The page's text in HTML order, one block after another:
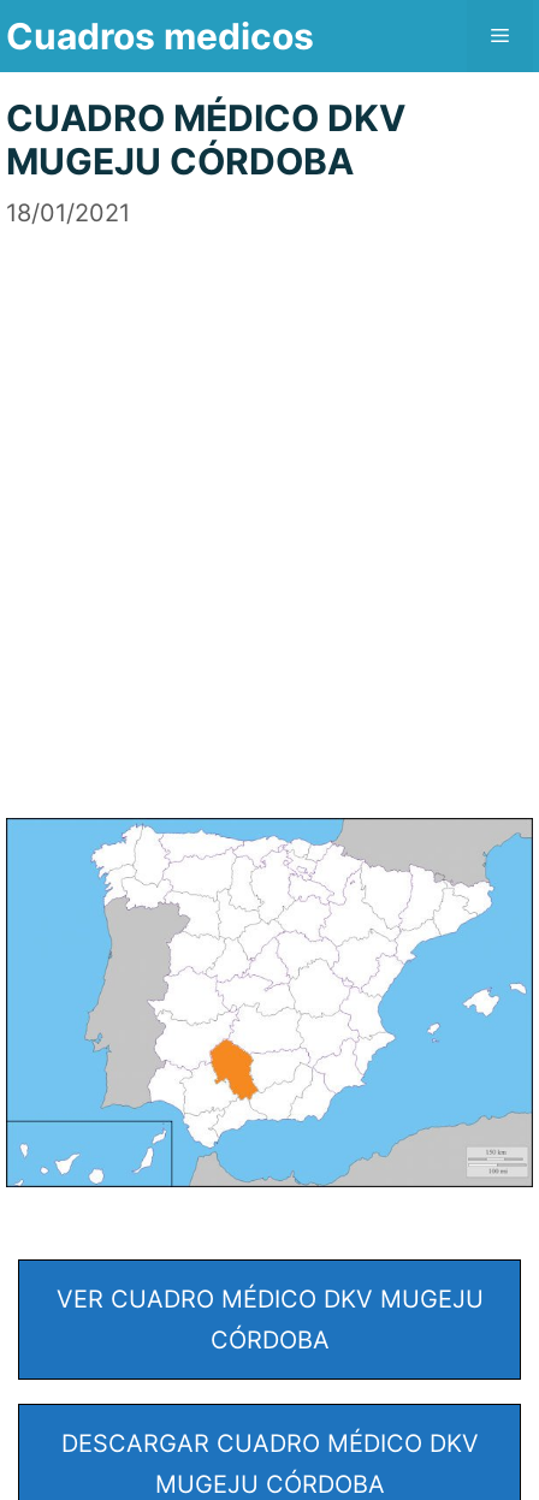
Saltar
contenido
Cuadros medicos
CUADRO MÉDICO DKV
MUGEJU CÓRDOBA
18/01/2021
VER CUADRO MÉDICO DKV MUGEJU
CÓRDOBA
DESCARGAR CUADRO MÉDICO DKV
MUGEJU CÓRDOBA